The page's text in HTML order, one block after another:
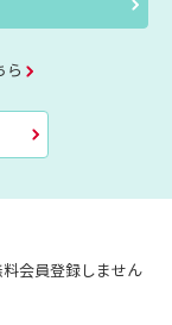
ら
会員登録しません